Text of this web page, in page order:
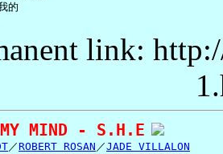
的
link:
MY MIND - S.H.E
／ROBERT ROSAN ／JADE VILLALON